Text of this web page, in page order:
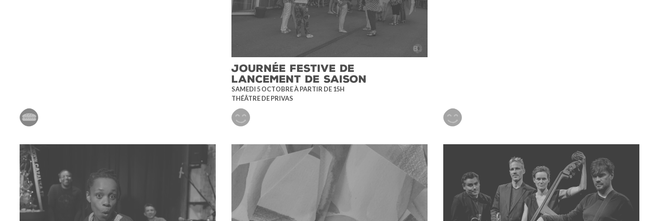
JOURNÉE FESTIVE DE
LANCEMENT DE SAISON
SAMEDI 5 OCTOBRE À PARTIR DE 15H
THÉÂTRE DE PRIVAS